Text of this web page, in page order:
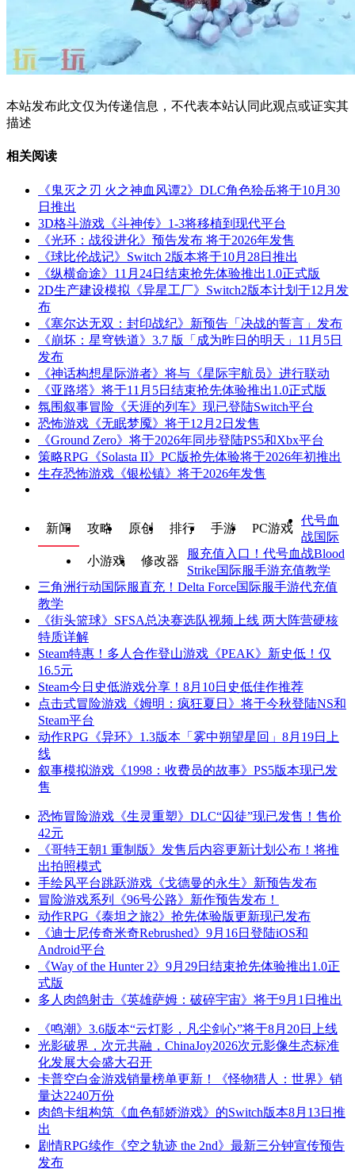
本站发布此文仅为传递信息，不代表本站认同此观点或证实其
描述
相关阅读
《鬼灭之刃 火之神血风谭2》DLC角色狯岳将于10月30
日推出
3D格斗游戏《斗神传》1-3将移植到现代平台
《光环：战役进化》预告发布 将于2026年发售
《球比伦战记》Switch 2版本将于10月28日推出
《纵横命途》11月24日结束抢先体验推出1.0正式版
2D生产建设模拟《异星工厂》Switch2版本计划于12月发
布
《塞尔达无双：封印战纪》新预告「决战的誓言」发布
《崩坏：星穹铁道》3.7 版「成为昨日的明天」11月5日
发布
《神话构想星际游者》将与《星际宇航员》进行联动
《亚路塔》将于11月5日结束抢先体验推出1.0正式版
氛围叙事冒险《天涯的列车》现已登陆Switch平台
恐怖游戏《无眠梦魇》将于12月2日发售
《Ground Zero》将于2026年同步登陆PS5和Xbx平台
策略RPG《Solasta II》PC版抢先体验将于2026年初推出
生存恐怖游戏《银松镇》将于2026年发售
新闻 攻略 原创 排行 手游 PC游戏
小游戏 修改器
代号血
战国际
服充值入口！代号血战Blood
Strike国际服手游充值教学
三角洲行动国际服直充！Delta Force国际服手游代充值
教学
《街头篮球》SFSA总决赛选队视频上线 两大阵营硬核
特质详解
Steam特惠！多人合作登山游戏《PEAK》新史低！仅
16.5元
Steam今日史低游戏分享！8月10日史低佳作推荐
点击式冒险游戏《姆明：疯狂夏日》将于今秋登陆NS和
Steam平台
动作RPG《异环》1.3版本「雾中朔望星回」8月19日上
线
叙事模拟游戏《1998：收费员的故事》PS5版本现已发
售
恐怖冒险游戏《生灵重塑》DLC“囚徒”现已发售！售价
42元
《哥特王朝1 重制版》发售后内容更新计划公布！将推
出拍照模式
手绘风平台跳跃游戏《戈德曼的永生》新预告发布
冒险游戏系列《96号公路》新作预告发布！
动作RPG《泰坦之旅2》抢先体验版更新现已发布
《迪士尼传奇米奇Rebrushed》9月16日登陆iOS和
Android平台
《Way of the Hunter 2》9月29日结束抢先体验推出1.0正
式版
多人肉鸽射击《英雄萨姆：破碎宇宙》将于9月1日推出
《鸣潮》3.6版本“云灯影，凡尘剑心”将于8月20日上线
光影破界，次元共融，ChinaJoy2026次元影像生态标准
化发展大会盛大召开
卡普空白金游戏销量榜单更新！《怪物猎人：世界》销
量达2240万份
肉鸽卡组构筑《血色郁娇游戏》的Switch版本8月13日推
出
剧情RPG续作《空之轨迹 the 2nd》最新三分钟宣传预告
发布